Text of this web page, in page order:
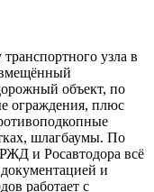
узла в
объект, по
ограждения, плюс
шлагбаумы. По
и Росавтодора всё
и
работает с